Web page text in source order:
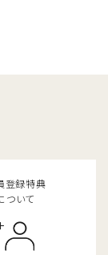
登録特典
ついて